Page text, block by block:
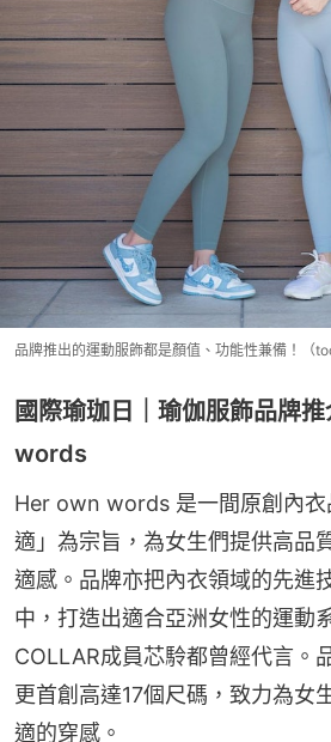
品牌推出的運動服飾都是顏值、功能性兼備！（
國際瑜珈日｜瑜伽服飾品牌
words
Her own words 是一間原創內衣
適」為宗旨，為女生們提供高品
適感。品牌亦把內衣領域的先進
中，打造出適合亞洲女性的運動
COLLAR成員芯駖都曾經代言。
更首創高達17個尺碼，致力為女
適的穿感。